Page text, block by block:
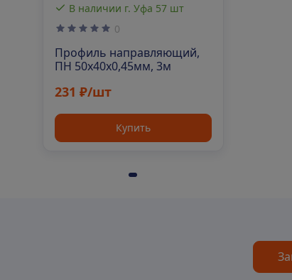
В наличии г. Уфа 57 шт
0
Профиль направляющий,
ПН 50х40х0,45мм, 3м
231 ₽/шт
Купить